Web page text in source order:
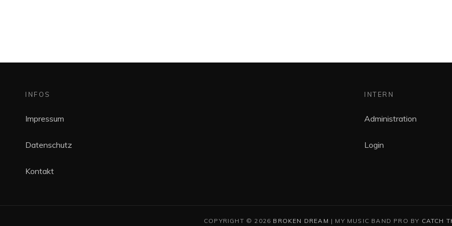
INFOS
Impressum
Datenschutz
Kontakt
INTERN
Administration
Login
COPYRIGHT © 2026 BROKEN DREAM | MY MUSIC BAND PRO BY CATCH